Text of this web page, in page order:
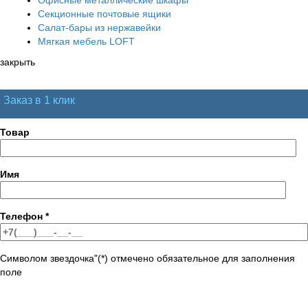
Секционные почтовые ящики
Салат-бары из нержавейки
Мягкая мебель LOFT
закрыть
Заказ в 1 клик
Товар
Имя
Телефон *
Символом звездочка"(*) отмечено обязательное для заполнения
поле